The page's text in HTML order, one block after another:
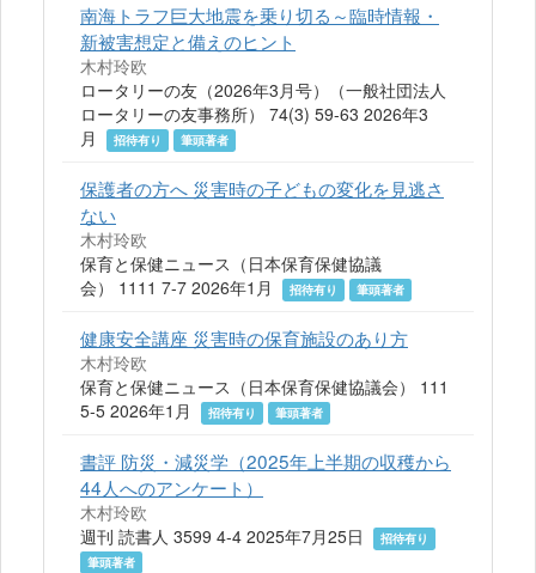
南海トラフ巨大地震を乗り切る～臨時情報・
新被害想定と備えのヒント
木村玲欧
ロータリーの友（2026年3月号）（一般社団法人
ロータリーの友事務所） 74(3) 59-63 2026年3
月
招待有り 筆頭著者
保護者の方へ 災害時の子どもの変化を見逃さ
ない
木村玲欧
保育と保健ニュース（日本保育保健協議
会） 1111 7-7 2026年1月
招待有り 筆頭著者
健康安全講座 災害時の保育施設のあり方
木村玲欧
保育と保健ニュース（日本保育保健協議会） 111
5-5 2026年1月
招待有り 筆頭著者
書評 防災・減災学（2025年上半期の収穫から
44人へのアンケート）
木村玲欧
週刊 読書人 3599 4-4 2025年7月25日
招待有り
筆頭著者